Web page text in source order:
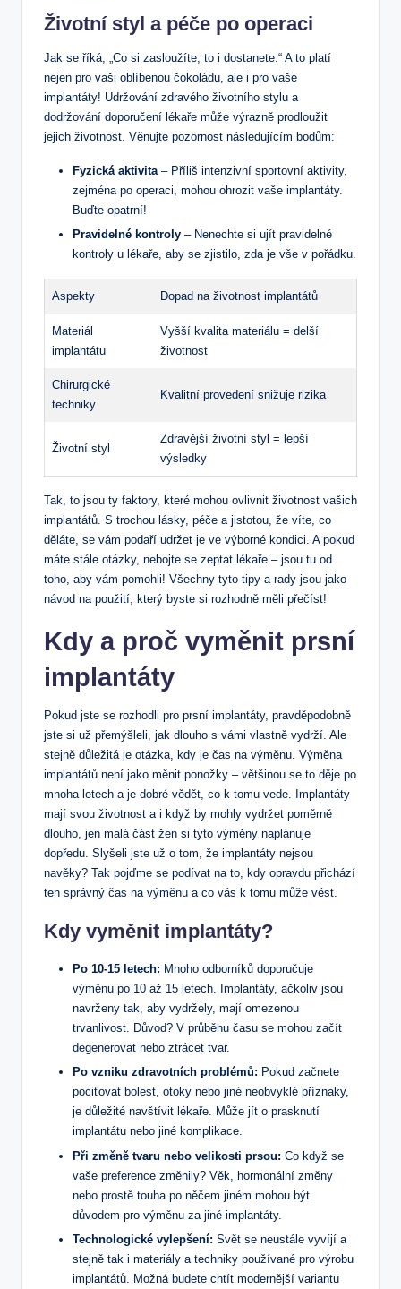
Životní styl a péče po operaci
Jak se říká, „Co si zasloužíte, to i dostanete.“ A to platí
nejen pro vaši oblíbenou čokoládu, ale i pro vaše
implantáty! Udržování zdravého životního stylu a
dodržování doporučení lékaře může výrazně prodloužit
jejich životnost. Věnujte pozornost následujícím bodům:
Fyzická aktivita– Příliš intenzivní sportovní aktivity,
zejména po operaci, mohou ohrozit vaše implantáty.
Buďte opatrní!
Pravidelné kontroly – Nenechte si ujít pravidelné
kontroly u lékaře, aby se zjistilo, zda je vše v pořádku.
Aspekty Dopad na životnost implantátů
Materiál
implantátu
Vyšší kvalita materiálu = delší
životnost
Chirurgické
techniky
Kvalitní provedení snižuje rizika
Životní styl
Zdravější životní styl = lepší
výsledky
Tak, to jsou ty faktory, které mohou ovlivnit životnost vašich
implantátů. S trochou lásky, péče a jistotou, že víte, co
děláte, se vám podaří udržet je ve výborné kondici. A pokud
máte stále otázky, nebojte se zeptat lékaře – jsou tu od
toho, aby vám pomohli! Všechny tyto tipy a rady jsou jako
návod na použití, který byste si rozhodně měli přečíst!
Kdy a proč vyměnit prsní
implantáty
Pokud jste se rozhodli pro prsní implantáty, pravděpodobně
jste si už přemýšleli, jak dlouho s vámi vlastně vydrží. Ale
stejně důležitá je otázka, kdy je čas na výměnu. Výměna
implantátů není jako měnit ponožky – většinou se to děje po
mnoha letech a je dobré vědět, co k tomu vede. Implantáty
mají svou životnost a i když by mohly vydržet poměrně
dlouho, jen malá část žen si tyto výměny naplánuje
dopředu. Slyšeli jste už o tom, že implantáty nejsou
navěky? Tak pojďme se podívat na to, kdy opravdu přichází
ten správný čas na výměnu a co vás k tomu může vést.
Kdy vyměnit implantáty?
Po 10-15 letech: Mnoho odborníků doporučuje
výměnu po 10 až 15 letech. Implantáty, ačkoliv jsou
navrženy tak, aby vydržely, mají omezenou
trvanlivost. Důvod? V průběhu času se mohou začít
degenerovat nebo ztrácet tvar.
Po vzniku zdravotních problémů: Pokud začnete
pociťovat bolest, otoky nebo jiné neobvyklé příznaky,
je důležité navštívit lékaře. Může jít o prasknutí
implantátu nebo jiné komplikace.
Při změně tvaru nebo velikosti prsou: Co když se
vaše preference změnily? Věk, hormonální změny
nebo prostě touha po něčem jiném mohou být
důvodem pro výměnu za jiné implantáty.
Technologické vylepšení: Svět se neustále vyvíjí a
stejně tak i materiály a techniky používané pro výrobu
implantátů. Možná budete chtít modernější variantu